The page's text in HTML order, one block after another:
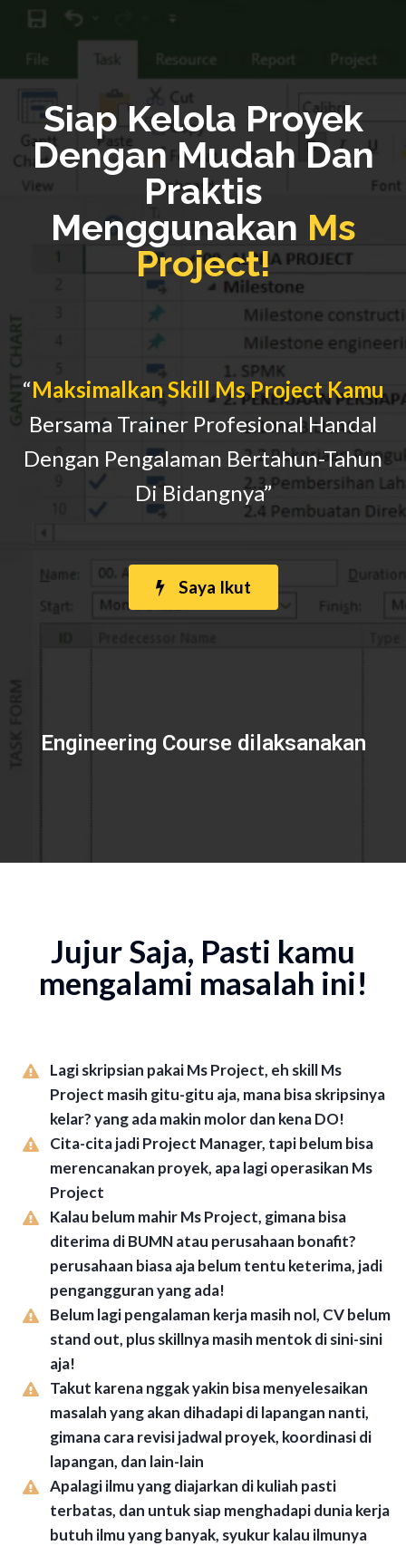
Siap Kelola Proyek
Dengan Mudah Dan
Praktis
Menggunakan Ms
Project!
“Maksimalkan Skill Ms Project Kamu
Bersama Trainer Profesional Handal
Dengan Pengalaman Bertahun-Tahun
Di Bidangnya”
Saya Ikut
Engineering Course dilaksanakan
Jujur Saja, Pasti kamu
mengalami masalah ini!
Lagi skripsian pakai Ms Project, eh skill Ms
Project masih gitu-gitu aja, mana bisa skripsinya
kelar? yang ada makin molor dan kena DO!
Cita-cita jadi Project Manager, tapi belum bisa
merencanakan proyek, apa lagi operasikan Ms
Project
Kalau belum mahir Ms Project, gimana bisa
diterima di BUMN atau perusahaan bonafit?
perusahaan biasa aja belum tentu keterima, jadi
pengangguran yang ada!
Belum lagi pengalaman kerja masih nol, CV belum
stand out, plus skillnya masih mentok di sini-sini
aja!
Takut karena nggak yakin bisa menyelesaikan
masalah yang akan dihadapi di lapangan nanti,
gimana cara revisi jadwal proyek, koordinasi di
lapangan, dan lain-lain
Apalagi ilmu yang diajarkan di kuliah pasti
terbatas, dan untuk siap menghadapi dunia kerja
butuh ilmu yang banyak, syukur kalau ilmunya